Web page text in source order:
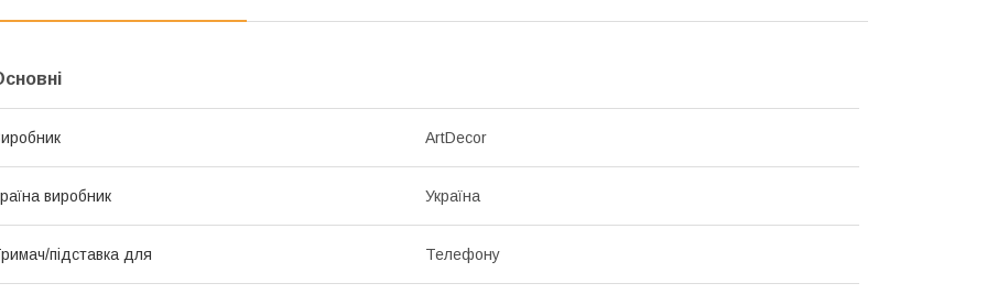
ArtDecor
виробник Україна
підставка для Телефону